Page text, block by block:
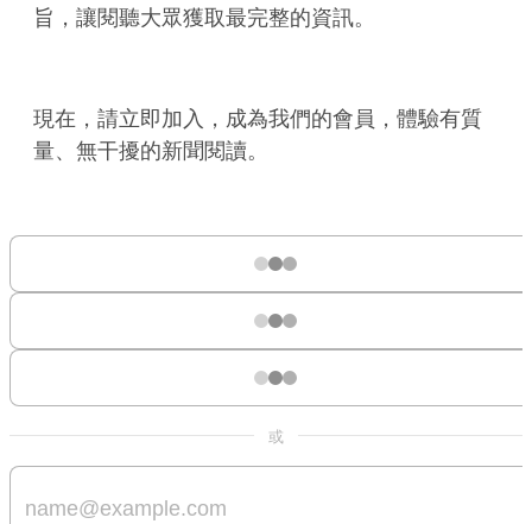
旨，讓閱聽大眾獲取最完整的資訊。
現在，請立即加入，成為我們的會員，體驗有質
量、無干擾的新聞閱讀。
或